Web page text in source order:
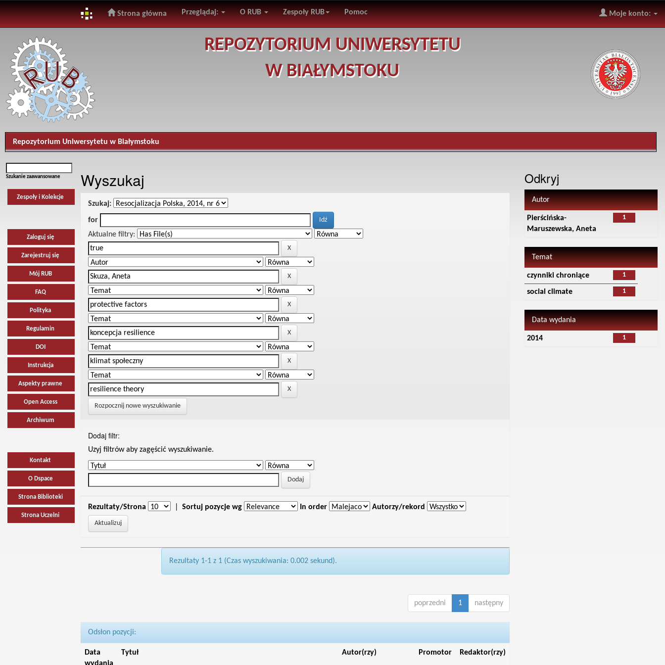
navigation
Strona główna Przeglądaj: O RUB Zespoły RUB Pomoc Moje konto:
REPOZYTORIUM UNIWERSYTETU
W BIAŁYMSTOKU
Repozytorium Uniwersytetu w Białymstoku
Szukanie zaawansowane
Zespoły i Kolekcje
Zaloguj się
Zarejestruj się
Mój RUB
FAQ
Polityka
Regulamin
DOI
Instrukcja
Aspekty prawne
Open Access
Archiwum
Kontakt
O Dspace
Strona Biblioteki
Strona Uczelni
Wyszukaj
Szukaj:
for
Aktualne filtry:
Rozpocznij nowe wyszukiwanie
Dodaj filtr:
Uzyj filtrów aby zagęścić wyszukiwanie.
Rezultaty/Strona Sortuj pozycje wg In order Autorzy/rekord
Rezultaty 1-1 z 1 (Czas wyszukiwania: 0.002 sekund).
poprzedni 1 następny
Odsłon pozycji:
Data
Tytuł Autor(rzy) Promotor Redaktor(rzy)
Odkryj
Autor
1
Pierścińska-
Maruszewska, Aneta
Temat
1
czynniki chroniące
1
social climate
Data wydania
1
2014